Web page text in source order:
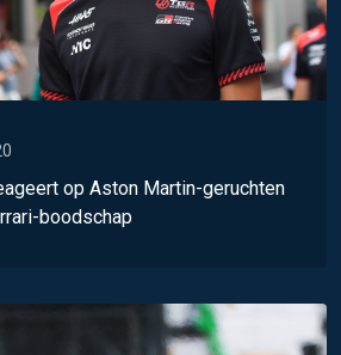
op Aston Martin-geruchten
boodschap